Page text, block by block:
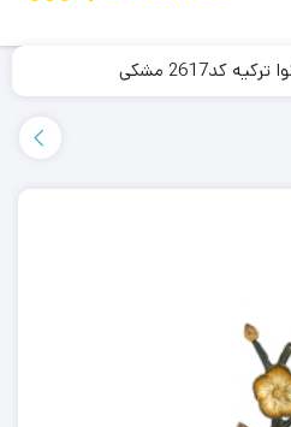
کد2617 مشکی